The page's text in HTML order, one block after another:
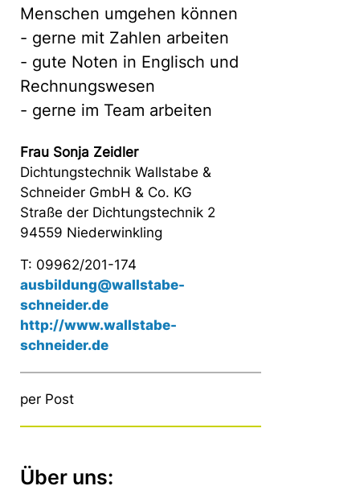
Menschen umgehen können
- gerne mit Zahlen arbeiten
- gute Noten in Englisch und
Rechnungswesen
- gerne im Team arbeiten
Frau Sonja Zeidler
Dichtungstechnik Wallstabe &
Schneider GmbH & Co. KG
Straße der Dichtungstechnik 2
94559 Niederwinkling
T: 09962/201-174
ausbildung@wallstabe-
schneider.de
http://www.wallstabe-
schneider.de
per Post
Über uns: